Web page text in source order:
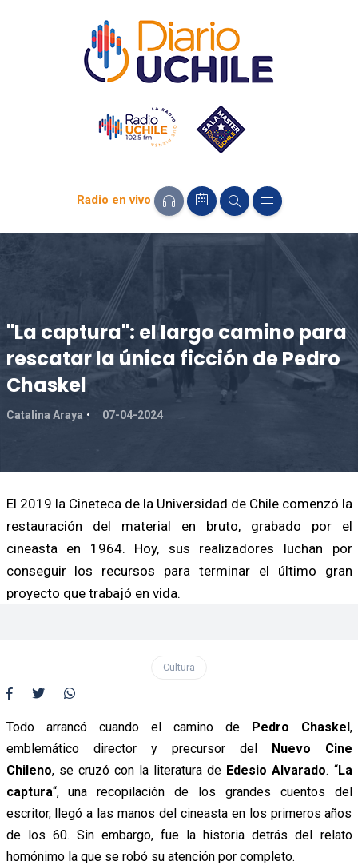
Radio en vivo
"La captura": el largo camino para
rescatar la única ficción de Pedro
Chaskel
Catalina Araya 07-04-2024
El 2019 la Cineteca de la Universidad de Chile comenzó la
restauración del material en bruto, grabado por el
cineasta en 1964. Hoy, sus realizadores luchan por
conseguir los recursos para terminar el último gran
proyecto que trabajó en vida.
Cultura
Todo arrancó cuando el camino dePedro Chaskel,
emblemático director y precursor del Nuevo Cine
Chileno, se cruzó con la literatura de Edesio Alvarado. “La
captura“, una recopilación de los grandes cuentos del
escritor, llegó a las manos del cineasta en los primeros años
de los 60. Sin embargo, fue la historia detrás del relato
homónimo la que se robó su atención por completo.